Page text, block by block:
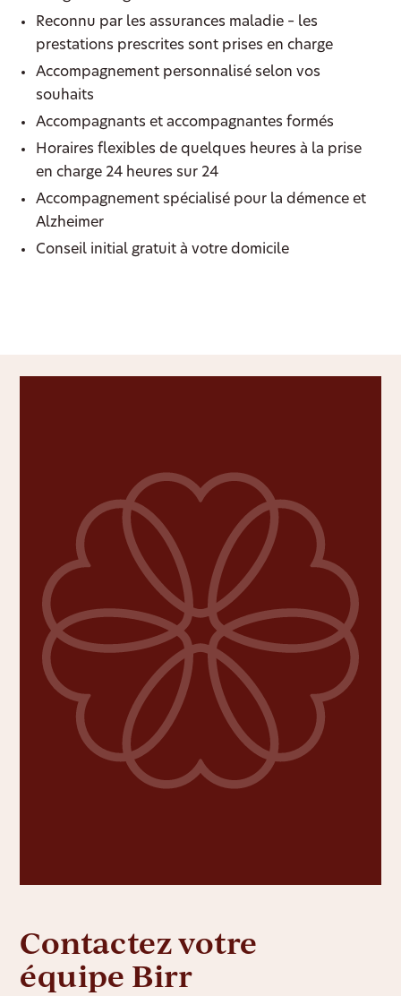
Reconnu par les assurances maladie – les
prestations prescrites sont prises en charge
Accompagnement personnalisé selon vos
souhaits
Accompagnants et accompagnantes formés
Horaires flexibles de quelques heures à la prise
en charge 24 heures sur 24
Accompagnement spécialisé pour la démence et
Alzheimer
Conseil initial gratuit à votre domicile
Contactez votre
équipe Birr